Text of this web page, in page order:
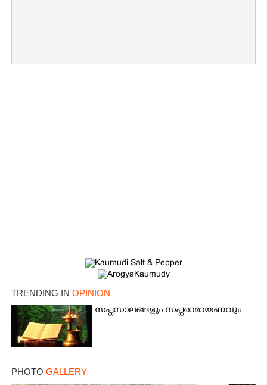
TRENDING IN OPINION
സപ്തസാലങ്ങളും സപ്തരാമായണവും
PHOTO GALLERY